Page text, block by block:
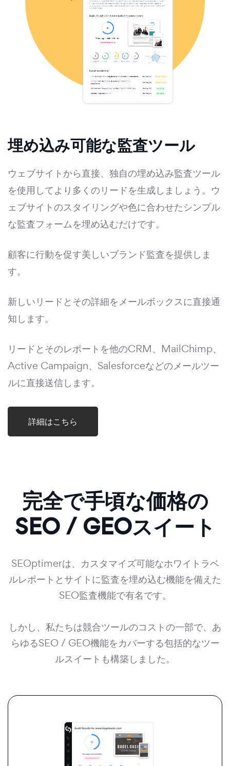
埋め込み可能な監査ツール
ウェブサイトから直接、独自の埋め込み監査ツール
を使用してより多くのリードを生成しましょう。ウ
ェブサイトのスタイリングや色に合わせたシンプル
な監査フォームを埋め込むだけです。
顧客に行動を促す美しいブランド監査を提供しま
す。
新しいリードとその詳細をメールボックスに直接通
知します。
リードとそのレポートを他のCRM、MailChimp、
Active Campaign、Salesforceなどのメールツー
ルに直接送信します。
詳細はこちら
完全で手頃な価格の
SEO / GEOスイート
SEOptimerは、カスタマイズ可能なホワイトラベ
ルレポートとサイトに監査を埋め込む機能を備えた
SEO監査機能で有名です。
しかし、私たちは競合ツールのコストの一部で、あ
らゆるSEO / GEO機能をカバーする包括的なツー
ルスイートも構築しました。